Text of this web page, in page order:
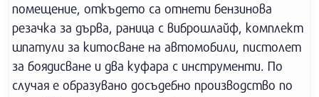
помещение, откъдето са отнети бензинова
резачка за дърва, раница с виброшлайф, комплект
шпатули за китосване на автомобили, пистолет
за боядисване и два куфара с инструменти. По
случая е образувано досъдебно производство по